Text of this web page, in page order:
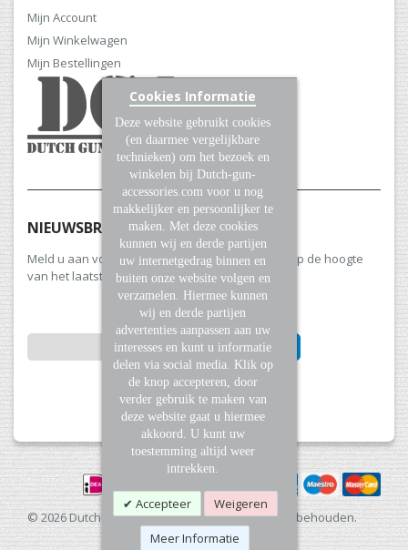
Mijn Account
Mijn Winkelwagen
Mijn Bestellingen
NIEUWSBRIEF
Meld u aan voor onze nieuwsbrief en blijf altijd op de hoogte
van het laatste nieuws en aanbiedingen.
onze
nieuwsbrief
INSCHRIJVEN
© 2026 Dutch Gun Accessories. Alle rechten voorbehouden.
Cookies Informatie
Deze website gebruikt cookies
(en daarmee vergelijkbare
technieken) om het bezoek en
winkelen bij Dutch-gun-
accessories.com voor u nog
makkelijker en persoonlijker te
maken. Met deze cookies
kunnen wij en derde partijen
uw internetgedrag binnen en
buiten onze website volgen en
verzamelen. Hiermee kunnen
wij en derde partijen
advertenties aanpassen aan uw
interesses en kunt u informatie
delen via social media. Klik op
de knop accepteren, door
verder gebruik te maken van
deze website gaat u hiermee
akkoord. U kunt uw
toestemming altijd weer
intrekken.
Accepteer Weigeren
Meer Informatie